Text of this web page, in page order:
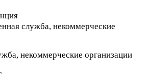
служба, некоммерческие
некоммерческие организации